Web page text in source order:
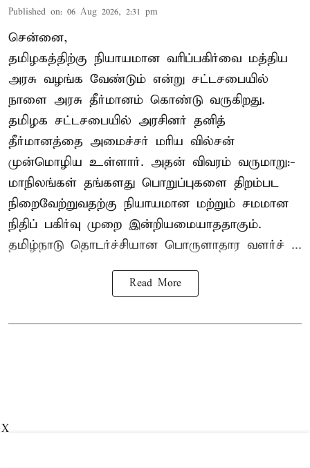
Published on: 06 Aug 2026, 2:31 pm
சென்னை,
தமிழகத்திற்கு நியாயமான வரிப்பகிர்வை மத்திய
அரசு வழங்க வேண்டும் என்று சட்டசபையில்
நாளை அரசு தீர்மானம் கொண்டு வருகிறது.
தமிழக சட்டசபையில் அரசினர் தனித்
தீர்மானத்தை அமைச்சர் மரிய வில்சன்
முன்மொழிய உள்ளார். அதன் விவரம் வருமாறு:-
மாநிலங்கள் தங்களது பொறுப்புகளை திறம்பட
நிறைவேற்றுவதற்கு நியாயமான மற்றும் சமமான
நிதிப் பகிர்வு முறை இன்றியமையாததாகும்.
தமிழ்நாடு தொடர்ச்சியான பொருளாதார வளர்ச் ...
Read More
X